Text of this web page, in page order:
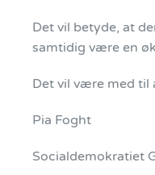
Det vil betyde, at
samtidig være en
Det vil være med til
Pia Foght
Socialdemokratiet